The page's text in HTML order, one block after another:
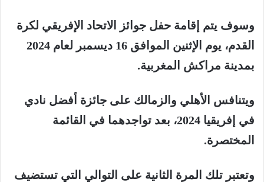
وسوف يتم إقامة حفل جوائز الاتحاد الإفريقي لكرة
القدم، يوم الإثنين الموافق ديسمبر لعام
بمدينة مراكش المغربية.
ويتنافس الأهلي و الزمالك على جائزة أفضل نادي
في إفريقيا ، بعد تواجدهما في القائمة
المختصرة.
وتعتبر تلك المرة الثانية على التوالي التي تستضيف